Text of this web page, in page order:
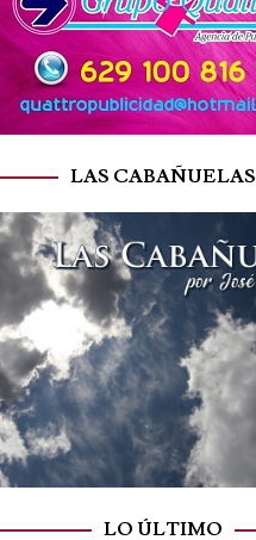
LAS CABAÑUELAS
LO ÚLTIMO